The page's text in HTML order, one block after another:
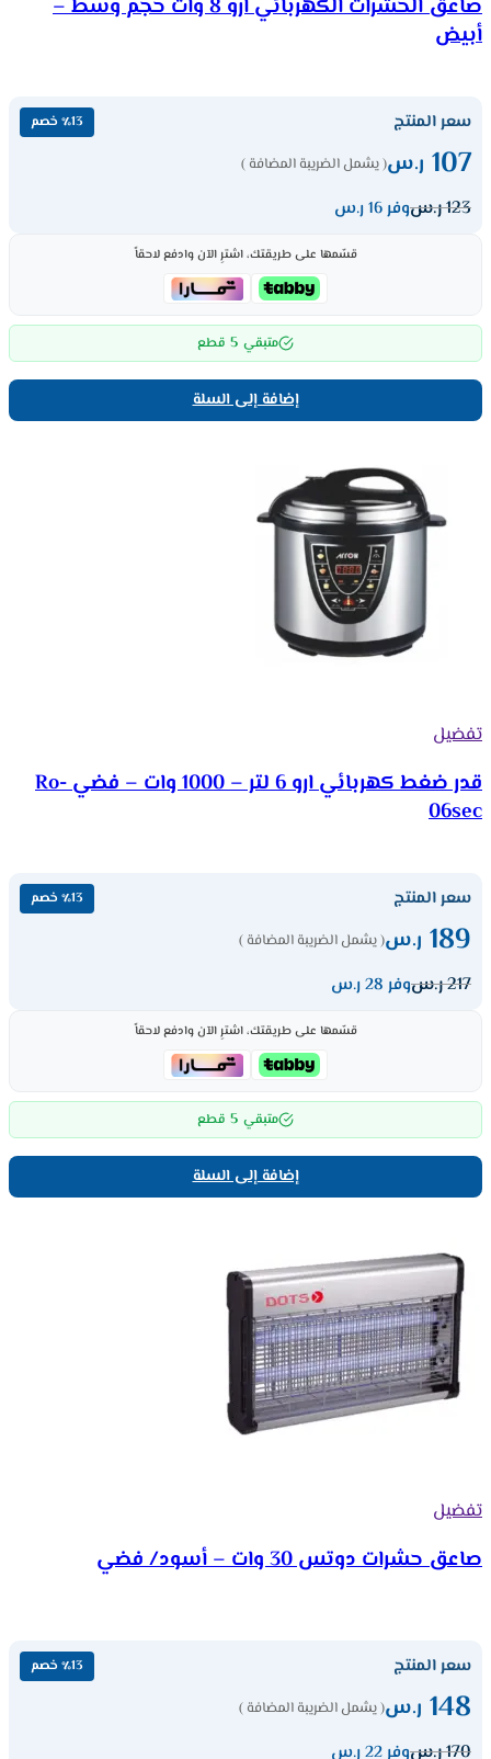
صاعق الحشرات الكهربائي ارو 8 وات حجم وسط –
أبيض
سعر المنتج ٪13 خصم
107 ر.س( يشمل الضريبة المضافة )
123ر.سوفر 16 ر.س
قسّمها على طريقتك، اشترِ الآن وادفع لاحقاً
متبقي 5 قطع
إضافة إلى السلة
تفضيل
قدر ضغط كهربائي ارو 6 لتر – 1000 وات – فضي Ro-
06sec
سعر المنتج ٪13 خصم
189 ر.س( يشمل الضريبة المضافة )
217ر.سوفر 28 ر.س
قسّمها على طريقتك، اشترِ الآن وادفع لاحقاً
متبقي 5 قطع
إضافة إلى السلة
تفضيل
صاعق حشرات دوتس 30 وات – أسود/ فضي
سعر المنتج ٪13 خصم
148 ر.س( يشمل الضريبة المضافة )
170ر.سوفر 22 ر.س